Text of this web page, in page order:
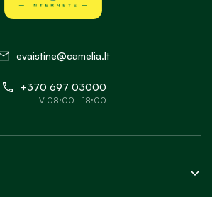
evaistine@camelia.lt
+370 697 03000
I-V 08:00 - 18:00